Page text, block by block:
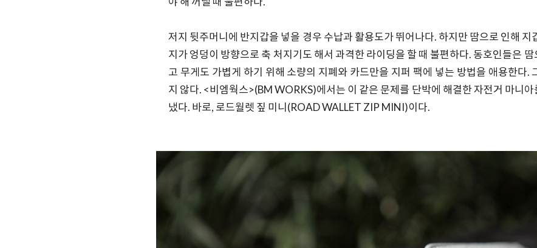
저지 뒷주머니에 반지갑을 넣을 경우 수납과 활용도가 뛰어나다. 하지만 땀으로 인해 지
지가 엉덩이 방향으로 축 처지기도 해서 과격한 라이딩을 할 때 불편하다. 동호인들은
고 무게도 가볍게 하기 위해 소량의 지폐와 카드만을 지퍼 팩에 넣는 방법을 애용한다.
지 않다. <비엠웍스>(BM WORKS)에서는 이 같은 문제를 단박에 해결한 자전거 마니아
냈다. 바로, 로드월렛 짚 미니(ROAD WALLET ZIP MINI)이다.